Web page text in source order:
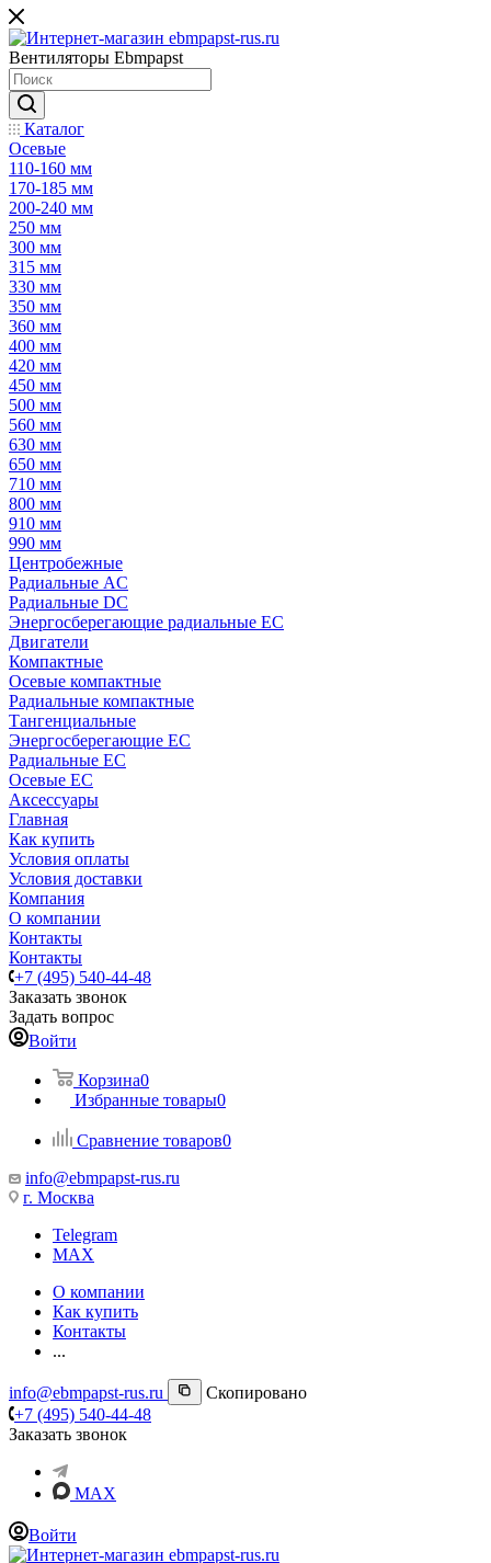
Вентиляторы Ebmpapst
Каталог
Осевые
110-160 мм
170-185 мм
200-240 мм
250 мм
300 мм
315 мм
330 мм
350 мм
360 мм
400 мм
420 мм
450 мм
500 мм
560 мм
630 мм
650 мм
710 мм
800 мм
910 мм
990 мм
Центробежные
Радиальные AC
Радиальные DC
Энергосберегающие радиальные EC
Двигатели
Компактные
Осевые компактные
Радиальные компактные
Тангенциальные
Энергосберегающие EC
Радиальные EC
Осевые EC
Аксессуары
Главная
Как купить
Условия оплаты
Условия доставки
Компания
О компании
Контакты
Контакты
+7 (495) 540-44-48
Заказать звонок
Задать вопрос
Войти
Корзина0
Избранные товары0
Сравнение товаров0
info@ebmpapst-rus.ru
г. Москва
Telegram
MAX
О компании
Как купить
Контакты
...
info@ebmpapst-rus.ru
Скопировано
+7 (495) 540-44-48
Заказать звонок
MAX
Войти